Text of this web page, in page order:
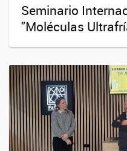
Seminario
"Moléculas